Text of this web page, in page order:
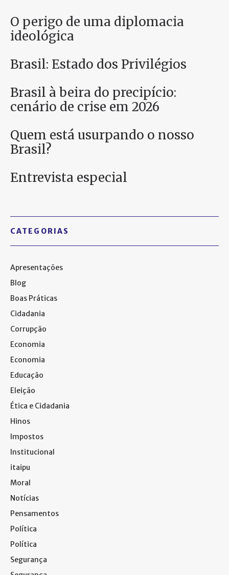
O perigo de uma diplomacia
ideológica
Brasil: Estado dos Privilégios
Brasil à beira do precipício:
cenário de crise em 2026
Quem está usurpando o nosso
Brasil?
Entrevista especial
CATEGORIAS
Apresentações
Blog
Boas Práticas
Cidadania
Corrupção
Economia
Economia
Educação
Eleição
Ética e Cidadania
Hinos
Impostos
Institucional
itaipu
Moral
Notícias
Pensamentos
Política
Política
Segurança